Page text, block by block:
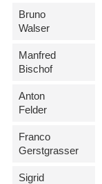
Bruno
Walser
Manfred
Bischof
Anton
Felder
Franco
Gerstgrasser
Sigrid